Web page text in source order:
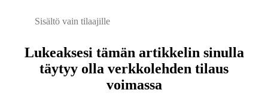
Sisältö vain tilaajille
Lukeaksesi tämän artikkelin sinulla
täytyy olla verkkolehden tilaus
voimassa